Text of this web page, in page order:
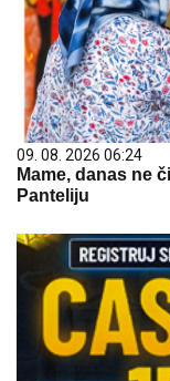
09. 08. 2026 06:24
Mame, danas ne
Panteliju